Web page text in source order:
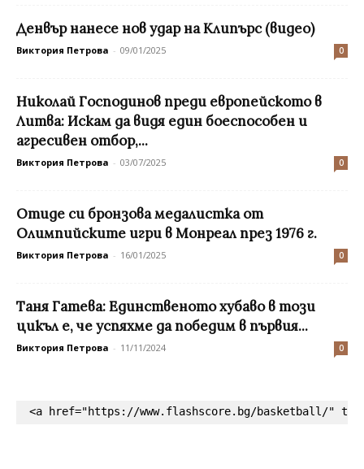
Денвър нанесе нов удар на Клипърс (видео)
Виктория Петрова - 09/01/2025 0
Николай Господинов преди европейското в
Литва: Искам да видя един боеспособен и
агресивен отбор,...
Виктория Петрова - 03/07/2025 0
Отиде си бронзова медалистка от
Олимпийските игри в Монреал през 1976 г.
Виктория Петрова - 16/01/2025 0
Таня Гатева: Единственото хубаво в този
цикъл е, че успяхме да победим в първия...
Виктория Петрова - 11/11/2024 0
<a href="https://www.flashscore.bg/basketball/"